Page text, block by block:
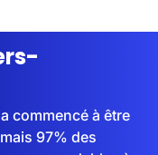
commencé à être
97% des